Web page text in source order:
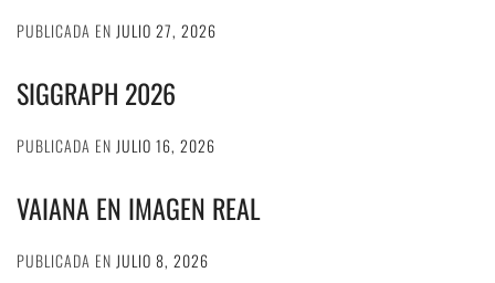
PUBLICADA EN JULIO 27, 2026
SIGGRAPH 2026
PUBLICADA EN JULIO 16, 2026
VAIANA EN IMAGEN REAL
PUBLICADA EN JULIO 8, 2026